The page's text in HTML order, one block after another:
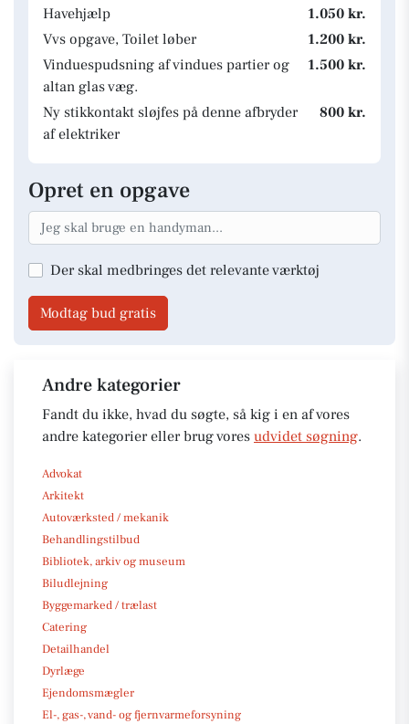
Havehjælp
1.050 kr.
Vvs opgave, Toilet løber
1.200 kr.
Vinduespudsning af vindues partier og
altan glas væg.
1.500 kr.
Ny stikkontakt sløjfes på denne afbryder
af elektriker
800 kr.
Opret en opgave
Der skal medbringes det relevante værktøj
Modtag bud gratis
Andre kategorier
Fandt du ikke, hvad du søgte, så kig i en af vores
andre kategorier eller brug vores udvidet søgning.
Advokat
Arkitekt
Autoværksted / mekanik
Behandlingstilbud
Bibliotek, arkiv og museum
Biludlejning
Byggemarked / trælast
Catering
Detailhandel
Dyrlæge
Ejendomsmægler
El-, gas-, vand- og fjernvarmeforsyning